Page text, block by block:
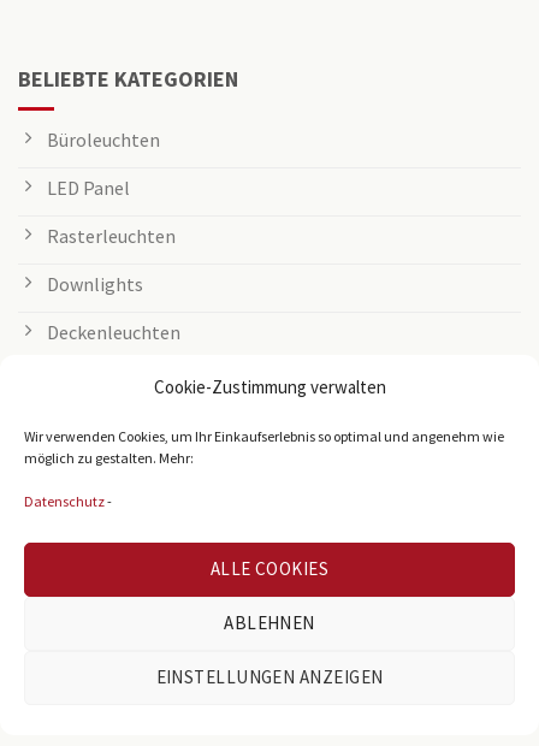
Cookie-Zustimmung verwalten
Wir verwenden Cookies, um Ihr Einkaufserlebnis so optimal und angenehm wie
möglich zu gestalten. Mehr:
Datenschutz-
ALLE COOKIES
ABLEHNEN
EINSTELLUNGEN ANZEIGEN
BELIEBTE KATEGORIEN
Büroleuchten
LED Panel
Rasterleuchten
Downlights
Deckenleuchten
Tischleuchten
Grow Lampen